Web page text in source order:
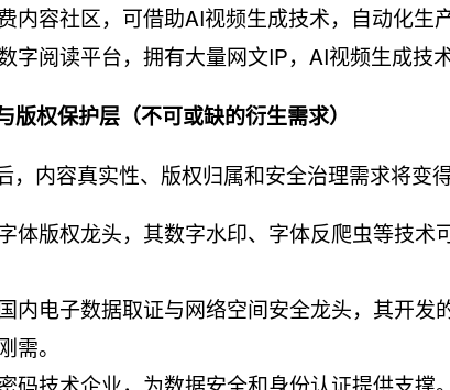
内容社区，可借助AI视频生成技术，自动化生
字阅读平台，拥有大量网文IP，AI视频生成技
版权保护层（不可或缺的衍生需求）​
，内容真实性、版权归属和安全治理需求将变得
体版权龙头，其数字水印、字体反爬虫等技术
内电子数据取证与网络空间安全龙头，其开
需。
码技术企业，为数据安全和身份认证提供支撑。